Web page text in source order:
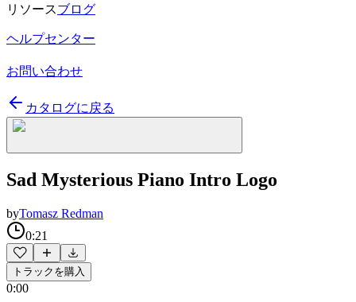
リソースブログ
ヘルプセンター
お問い合わせ
カタログに戻る
Sad Mysterious Piano Intro Logo
byTomasz Redman
0:21
トラックを購入
0:00